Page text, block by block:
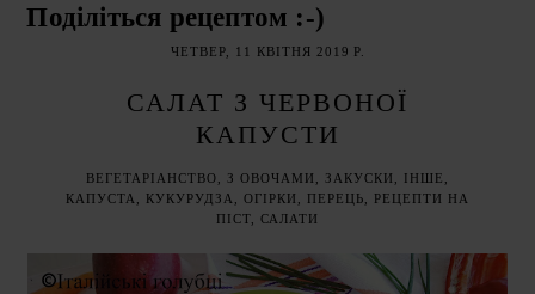
Поділіться рецептом :-)
ЧЕТВЕР, 11 КВІТНЯ 2019 Р.
САЛАТ З ЧЕРВОНОЇ
КАПУСТИ
ВЕГЕТАРІАНСТВО З ОВОЧАМИ ЗАКУСКИ ІНШЕ
КАПУСТА
КУКУРУДЗА ОГІРКИ ПЕРЕЦЬ
РЕЦЕПТИ НА
ПІСТ
САЛАТИ